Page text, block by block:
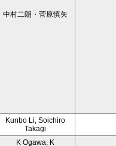
中村二朗・菅原慎矢
Kunbo Li, Soichiro
Takagi
K Ogawa, K